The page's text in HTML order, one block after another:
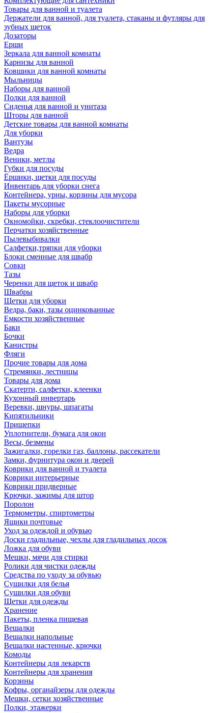
Товары для ванной и туалета
Держатели для ванной, для туалета, стаканы и футляры для
зубных щеток
Дозаторы
Ерши
Зеркала для ванной комнаты
Карнизы для ванной
Ковшики для ванной комнаты
Мыльницы
Наборы для ванной
Полки для ванной
Сиденья для ванной и унитаза
Шторы для ванной
Детские товары для ванной комнаты
Для уборки
Вантузы
Ведра
Веники, метлы
Губки для посуды
Ёршики, щетки для посуды
Инвентарь для уборки снега
Контейнера, урны, корзины для мусора
Пакеты мусорные
Наборы для уборки
Окномойки, скребки, стеклоочистители
Перчатки хозяйственные
Пылевыбивалки
Салфетки,тряпки для уборки
Блоки сменные для швабр
Совки
Тазы
Черенки для щеток и швабр
Швабры
Щетки для уборки
Ведра, баки, тазы оцинкованные
Емкости хозяйственные
Баки
Бочки
Канистры
Фляги
Прочие товары для дома
Стремянки, лестницы
Товары для дома
Скатерти, салфетки, клеенки
Кухонный инвертарь
Веревки, шнуры, шпагаты
Кипятильники
Прищепки
Уплотнители, бумага для окон
Весы, безмены
Зажигалки, горелки газ, баллоны, рассекатели
Замки, фурнитура окон и дверей
Коврики для ванной и туалета
Коврики интерьерные
Коврики придверные
Крючки, зажимы для штор
Поролон
Термометры, спиртометры
Ящики почтовые
Уход за одеждой и обувью
Доски гладильные, чехлы для гладильных досок
Ложка для обуви
Мешки, мячи для стирки
Ролики для чистки одежды
Средства по уходу за обувью
Сушилки для белья
Сушилки для обуви
Щетки для одежды
Хранение
Пакеты, пленка пищевая
Вешалки
Вешалки напольные
Вешалки настенные, крючки
Комоды
Контейнеры для лекарств
Контейнеры для хранения
Корзины
Кофры, органайзеры для одежды
Мешки, сетки хозяйственные
Полки, этажерки